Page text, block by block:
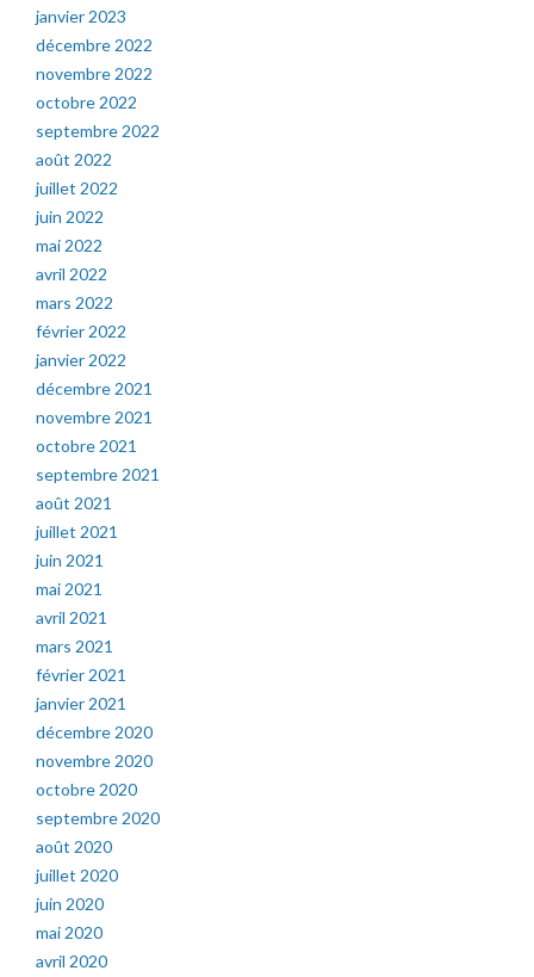
janvier 2023
décembre 2022
novembre 2022
octobre 2022
septembre 2022
août 2022
juillet 2022
juin 2022
mai 2022
avril 2022
mars 2022
février 2022
janvier 2022
décembre 2021
novembre 2021
octobre 2021
septembre 2021
août 2021
juillet 2021
juin 2021
mai 2021
avril 2021
mars 2021
février 2021
janvier 2021
décembre 2020
novembre 2020
octobre 2020
septembre 2020
août 2020
juillet 2020
juin 2020
mai 2020
avril 2020